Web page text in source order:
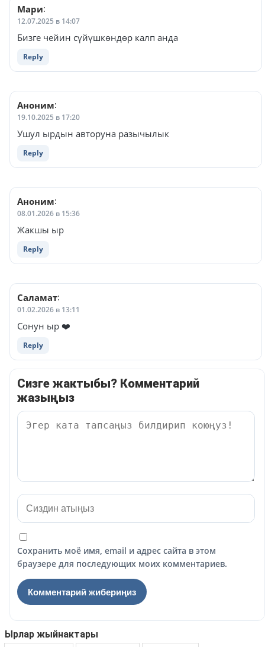
Мари:
12.07.2025 в 14:07
Бизге чейин сүйүшкөндөр калп анда
Reply
Аноним:
19.10.2025 в 17:20
Ушул ырдын авторуна разычылык
Reply
Аноним:
08.01.2026 в 15:36
Жакшы ыр
Reply
Саламат:
01.02.2026 в 13:11
Сонун ыр ❤️
Reply
Сизге жактыбы? Комментарий
жазыңыз
Сохранить моё имя, email и адрес сайта в этом
браузере для последующих моих комментариев.
Ырлар жыйнактары